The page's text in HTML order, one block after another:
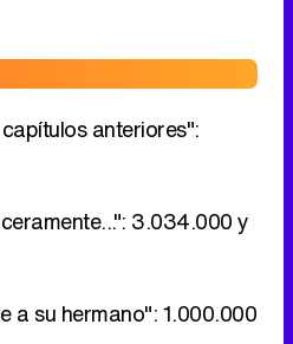
anteriores":
3.034.000 y
a su hermano": 1.000.000